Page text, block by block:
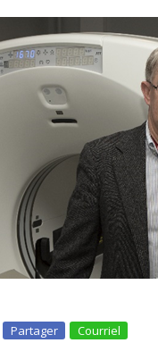
Partager Courriel